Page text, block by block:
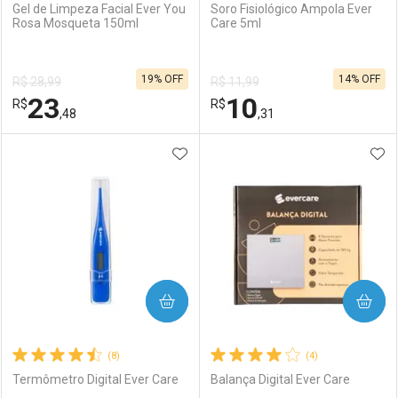
Gel de Limpeza Facial Ever You
Rosa Mosqueta 150ml
R$ 28,99
R$23,48
19% OFF
Laboratório
Por Menos
Soro Fisiológico Ampola Ever
Care 5ml
R$ 11,99
R$10,31
14% OFF
Laboratório
Por Menos
(8)
Termômetro Digital Ever Care
ADICIONAR AOS FAVORITOS
COMPRAR
(4)
Balança Digital Ever Care
COMPRAR